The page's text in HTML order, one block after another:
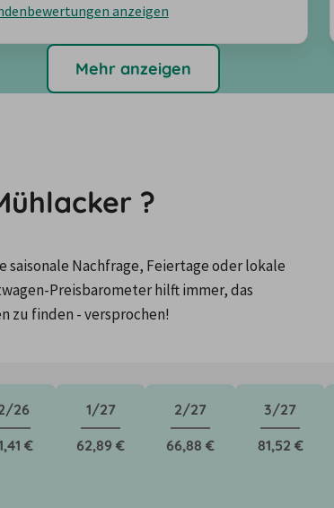
anzeigen
Mehr anzeigen
?
saisonale Nachfrage, Feiertage oder lokale
Preisbarometer hilft immer, das
zu finden - versprochen!
26
€
1/27
62,89 €
2/27
66,88 €
3/27
81,52 €